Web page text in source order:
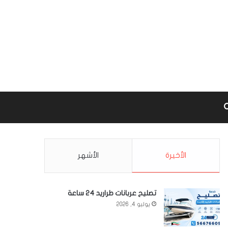
Google
بحث عن
الأخيرة الأشهر
تصليح عربانات طراريد 24 ساعة
يوليو 4, 2026